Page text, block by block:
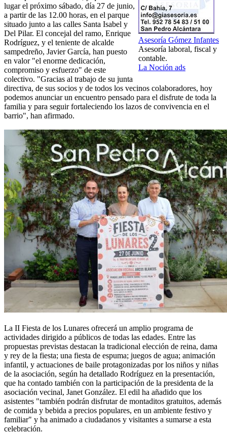
Asesoría Gómez Infantes
Asesoría laboral, fiscal y
contable.
La Noción ads
lugar el próximo sábado, día 27 de junio,
a partir de las 12.00 horas, en el parque
situado junto a las calles Santa Isabel y
Del Pilar. El concejal del ramo, Enrique
Rodríguez, y el teniente de alcalde
sampedreño, Javier García, han puesto
en valor "el enorme dedicación,
compromiso y esfuerzo" de este
colectivo. "Gracias al trabajo de su junta
directiva, de sus socios y de todos los vecinos colaboradores, hoy
podemos anunciar un encuentro pensado para el disfrute de toda la
familia y para seguir fortaleciendo los lazos de convivencia en el
barrio", han afirmado.
La II Fiesta de los Lunares ofrecerá un amplio programa de
actividades dirigido a públicos de todas las edades. Entre las
propuestas previstas destacan la tradicional elección de reina, dama
y rey de la fiesta; una fiesta de espuma; juegos de agua; animación
infantil, y actuaciones de baile protagonizadas por los niños y niñas
de la asociación, según ha detallado Rodríguez en la presentación,
que ha contado también con la participación de la presidenta de la
asociación vecinal, Janet González. El edil ha añadido que los
asistentes "también podrán disfrutar de montaditos gratuitos, además
de comida y bebida a precios populares, en un ambiente festivo y
familiar" y ha animado a ciudadanos y visitantes a sumarse a esta
celebración.